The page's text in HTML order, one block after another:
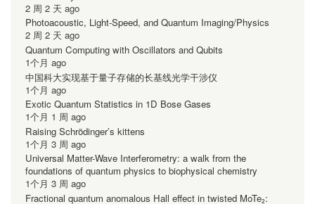
2 周 2 天 ago
Photoacoustic, Light-Speed, and Quantum Imaging/Physics
2 周 2 天 ago
Quantum Computing with Oscillators and Qubits
1个月 ago
中国科大实现基于量子存储的长基线光学干涉仪
1个月 ago
Exotic Quantum Statistics in 1D Bose Gases
1个月 1 周 ago
Raising Schrödinger’s kittens
1个月 3 周 ago
Universal Matter-Wave Interferometry: a walk from the
foundations of quantum physics to biophysical chemistry
1个月 3 周 ago
Fractional quantum anomalous Hall effect in twisted MoTe₂: